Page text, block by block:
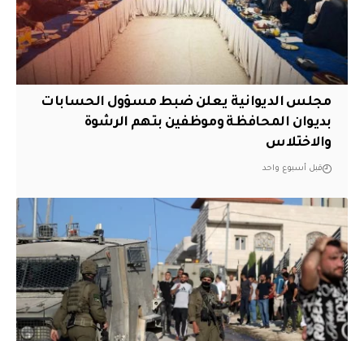
مجلس الديوانية يعلن ضبط مسؤول الحسابات
بديوان المحافظة وموظفين بتهم الرشوة
والاختلاس
قبل أسبوع واحد